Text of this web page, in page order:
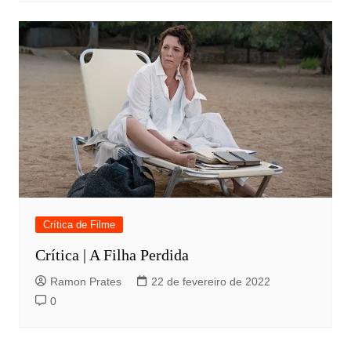
Crítica de Filme
Crítica | A Filha Perdida
Ramon Prates
22 de fevereiro de 2022
0